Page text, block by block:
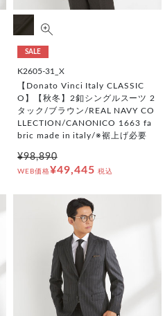
SALE
K2605-31_X
【Donato Vinci Italy CLASSIC
O】【秋冬】2釦シングルスーツ 2
タック/ブラウン/REAL NAVY CO
LLECTION/CANONICO 1663 fa
bric made in italy/※裾上げ必要
¥98,890
WEB価格¥49,445 税込